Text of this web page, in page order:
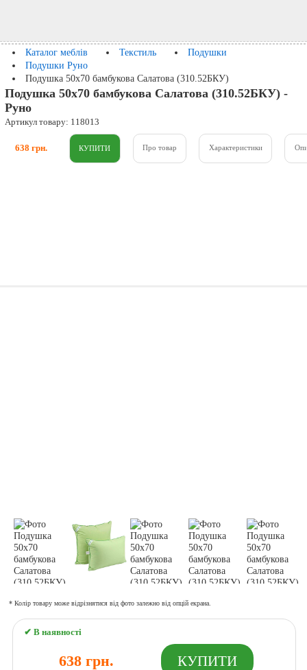
Каталог меблів Текстиль
Подушки
Подушки Руно
Подушка 50х70 бамбукова Салатова (310.52БКУ)
Подушка 50х70 бамбукова Салатова (310.52БКУ) -
Руно
Артикул товару: 118013
638 грн. Про товар Характеристики
* Колір товару може відрізнятися від фото залежно від опцій екрана.
✔ В наявності
638 грн.